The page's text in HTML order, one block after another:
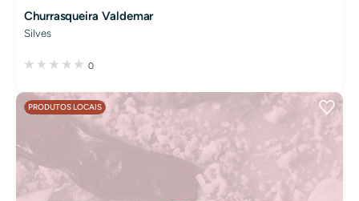
Churrasqueira Valdemar
Silves
0
PRODUTOS LOCAIS